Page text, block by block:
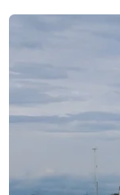
Chống ùn